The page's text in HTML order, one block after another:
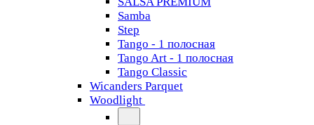
Samba
Step
Tango - 1 полосная
Tango Art - 1 полосная
Tango Classiс
Wicanders Parquet
Woodlight